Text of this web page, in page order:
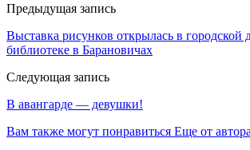
Предыдущая запись
Выставка рисунков открылась в городской
библиотеке в Барановичах
Следующая запись
В авангарде — девушки!
Вам также могут понравиться Еще от автора